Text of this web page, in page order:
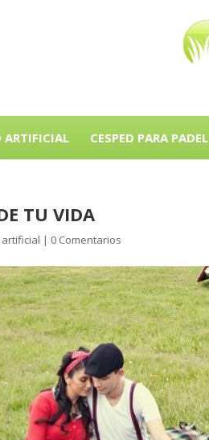
ARTIFICIAL CESPED PARA PADEL
TU VIDA
| 0 Comentarios